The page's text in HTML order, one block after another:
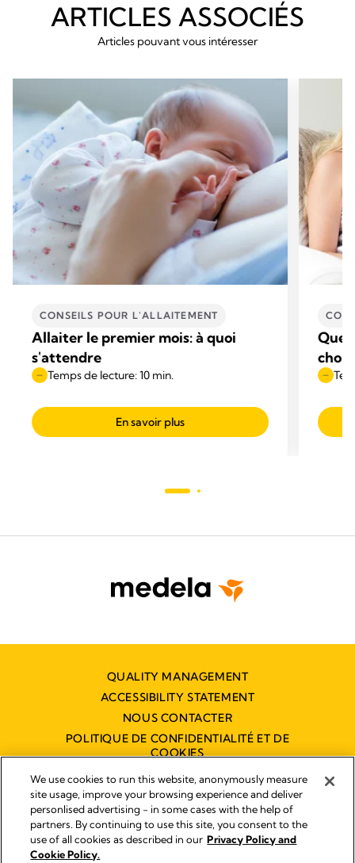
ARTICLES ASSOCIÉS
Articles pouvant vous intéresser
CONSEILS POUR L'ALLAITEMENT
Allaiter le premier mois: à quoi
s'attendre
Temps de lecture: 10 min.
En savoir plus
QUALITY MANAGEMENT
ACCESSIBILITY STATEMENT
NOUS CONTACTER
POLITIQUE DE CONFIDENTIALITÉ ET DE
COOKIES
DÉCLARATION D'ACCESSIBILITÉ
NUMÉRIQUE
Empreinte
We use cookies to run this website, anonymously measure
site usage, improve your browsing experience and deliver
personlised advertising - in some cases with the help of
partners. By continuing to use this site, you consent to the
use of all cookies as described in our Privacy Policy and
Cookie Policy.